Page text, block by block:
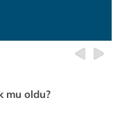
mu oldu?